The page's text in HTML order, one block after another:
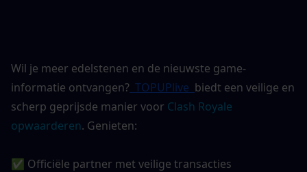
Wil je meer edelstenen en de nieuwste game-
informatie ontvangen? TOPUPlive biedt een veilige en
scherp geprijsde manier voor Clash Royale
opwaarderen. Genieten:
✅ Officiële partner met veilige transacties